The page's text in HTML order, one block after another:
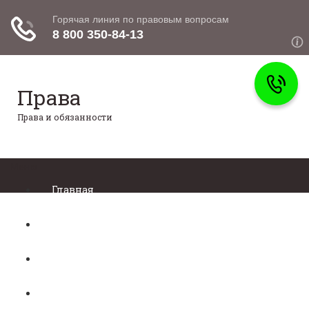
Права
Права и обязанности
Главная